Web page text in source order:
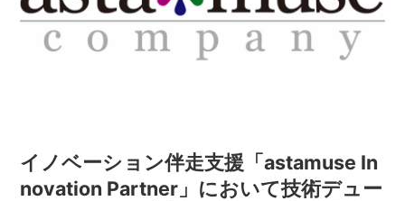
イノベーション伴走支援「astamuse In
novation Partner」において技術デュー